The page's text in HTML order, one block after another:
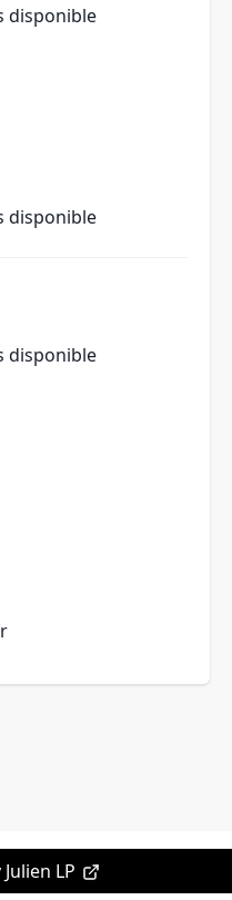
disponible
disponible
disponible
Julien LP